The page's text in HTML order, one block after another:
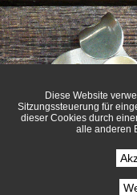
Diese Website
Sitzungssteuerung für
dieser Cookies durch
alle anderen